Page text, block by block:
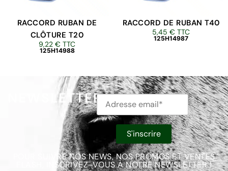
RACCORD RUBAN DE
CLÔTURE T20
9,22 € TTC
125H14988
RACCORD DE RUBAN T40
5,45 € TTC
125H14987
NEWSLETTER
POUR SUIVRE NOS NEWS, NOS PROMOS ET VENTES
FLASH, INSCRIVEZ-VOUS À NOTRE NEWSLETTER !